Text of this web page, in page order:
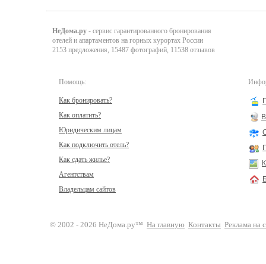
НеДома.ру - сервис гарантированного бронирования
отелей и апартаментов на горных курортах России
2153 предложения, 15487 фотографий, 11538 отзывов
Помощь:
Как бронировать?
Как оплатить?
Юридическим лицам
Как подключить отель?
Как сдать жилье?
Агентствам
Владельцам сайтов
© 2002 - 2026 НеДома.ру™ На главную Контакты Реклама на